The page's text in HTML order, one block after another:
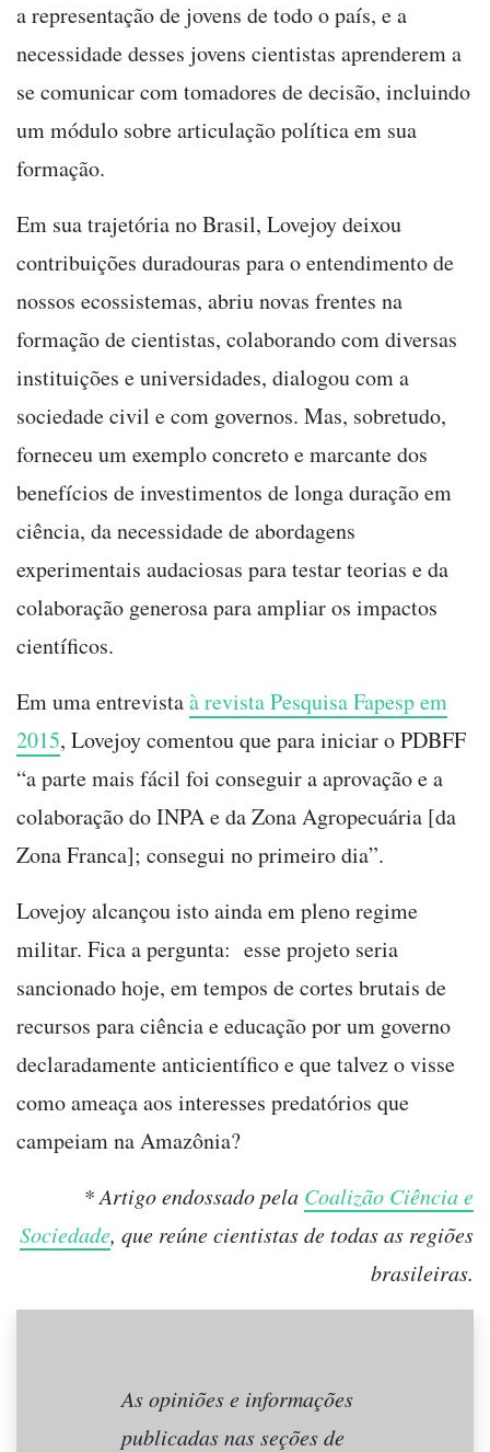
a representação de jovens de todo o país, e a
necessidade desses jovens cientistas aprenderem a
se comunicar com tomadores de decisão, incluindo
um módulo sobre articulação política em sua
formação.
Em sua trajetória no Brasil, Lovejoy deixou
contribuições duradouras para o entendimento de
nossos ecossistemas, abriu novas frentes na
formação de cientistas, colaborando com diversas
instituições e universidades, dialogou com a
sociedade civil e com governos. Mas, sobretudo,
forneceu um exemplo concreto e marcante dos
benefícios de investimentos de longa duração em
ciência, da necessidade de abordagens
experimentais audaciosas para testar teorias e da
colaboração generosa para ampliar os impactos
científicos.
Em uma entrevistaà revista Pesquisa Fapesp em
2015, Lovejoy comentou que para iniciar o PDBFF
“a parte mais fácil foi conseguir a aprovação e a
colaboração do INPA e da Zona Agropecuária [da
Zona Franca]; consegui no primeiro dia”.
Lovejoy alcançou isto ainda em pleno regime
militar. Fica a pergunta: esse projeto seria
sancionado hoje, em tempos de cortes brutais de
recursos para ciência e educação por um governo
declaradamente anticientífico e que talvez o visse
como ameaça aos interesses predatórios que
campeiam na Amazônia?
* Artigo endossado pela Coalizão Ciência e
Sociedade, que reúne cientistas de todas as regiões
brasileiras.
As opiniões e informações
publicadas nas seções de